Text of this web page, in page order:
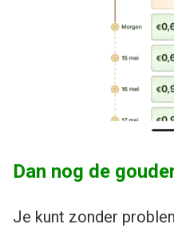
Dan nog de
Je kunt zonder